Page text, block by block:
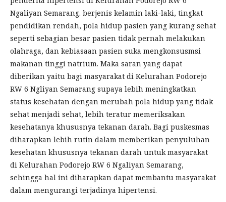
Ngaliyan Semarang. berjenis kelamin laki-laki, tingkat
pendidikan rendah, pola hidup pasien yang kurang sehat
seperti sebagian besar pasien tidak pernah melakukan
olahraga, dan kebiasaan pasien suka mengkonsusmsi
makanan tinggi natrium. Maka saran yang dapat
diberikan yaitu bagi masyarakat di Kelurahan Podorejo
RW 6 Ngliyan Semarang supaya lebih meningkatkan
status kesehatan dengan merubah pola hidup yang tidak
sehat menjadi sehat, lebih teratur memeriksakan
kesehatanya khususnya tekanan darah. Bagi puskesmas
diharapkan lebih rutin dalam memberikan penyuluhan
kesehatan khususnya tekanan darah untuk masyarakat
di Kelurahan Podorejo RW 6 Ngaliyan Semarang,
sehingga hal ini diharapkan dapat membantu masyarakat
dalam mengurangi terjadinya hipertensi.